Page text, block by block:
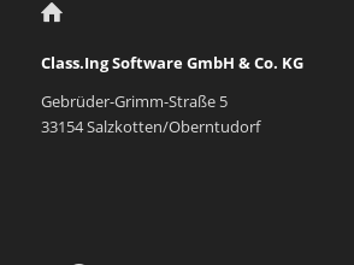
Class.Ing Software GmbH & Co. KG
Gebrüder-Grimm-Straße 5
33154 Salzkotten/Oberntudorf